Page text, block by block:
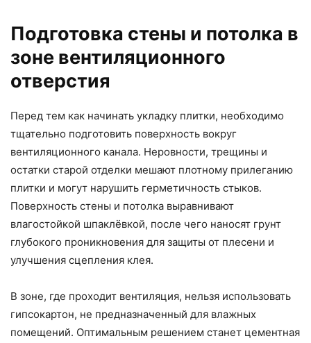
Подготовка стены и потолка в
зоне вентиляционного
отверстия
Перед тем как начинать укладку плитки, необходимо
тщательно подготовить поверхность вокруг
вентиляционного канала. Неровности, трещины и
остатки старой отделки мешают плотному прилеганию
плитки и могут нарушить герметичность стыков.
Поверхность стены и потолка выравнивают
влагостойкой шпаклёвкой, после чего наносят грунт
глубокого проникновения для защиты от плесени и
улучшения сцепления клея.
В зоне, где проходит вентиляция, нельзя использовать
гипсокартон, не предназначенный для влажных
помещений. Оптимальным решением станет цементная